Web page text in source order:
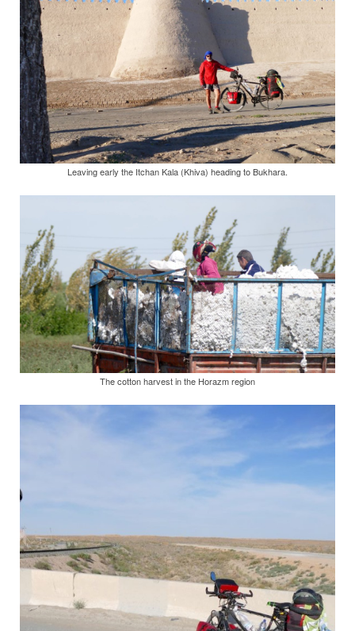
Leaving early the Itchan Kala (Khiva) heading to Bukhara.
The cotton harvest in the Horazm region